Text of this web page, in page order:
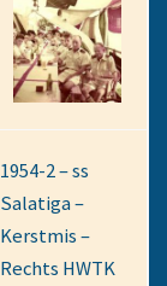
1954-2 – ss
Salatiga –
Kerstmis –
Rechts HWTK